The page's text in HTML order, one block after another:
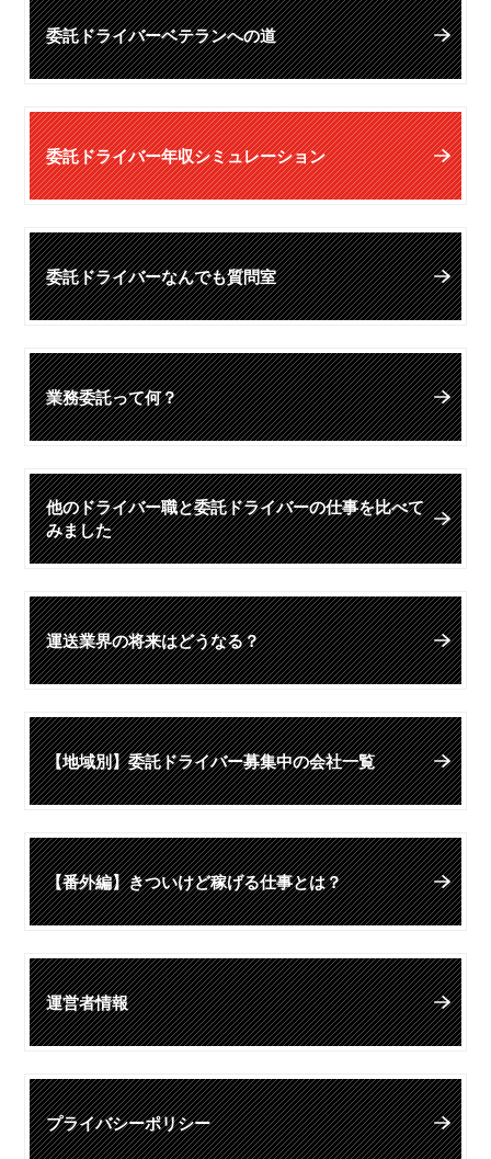
委託ドライバーベテランへの道
委託ドライバー年収シミュレーション
委託ドライバーなんでも質問室
業務委託って何？
他のドライバー職と委託ドライバーの仕事を比べて
みました
運送業界の将来はどうなる？
【地域別】委託ドライバー募集中の会社一覧
【番外編】きついけど稼げる仕事とは？
運営者情報
プライバシーポリシー